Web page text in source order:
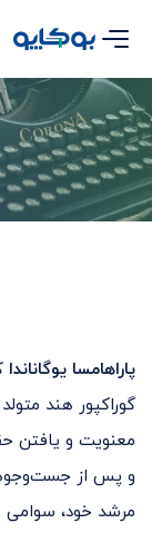
پاراهامسا یوگاناندا
گوراکپور هند
معنویت و یافتن
مرشد خود، سوامی